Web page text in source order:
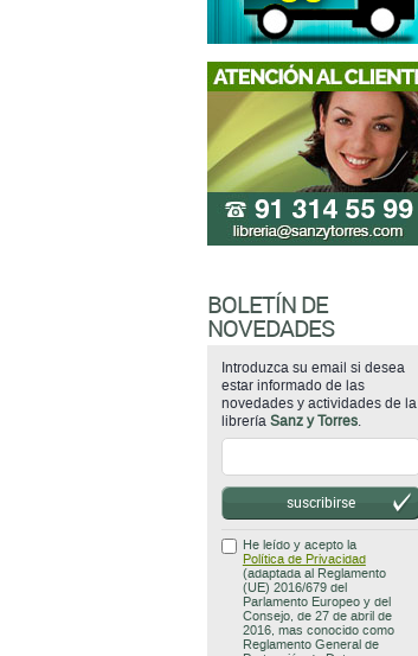
BOLETÍN DE
NOVEDADES
Introduzca su email si desea
estar informado de las
novedades y actividades de la
librería Sanz y Torres.
suscribirse
He leído y acepto la
Política de Privacidad
(adaptada al Reglamento
(UE) 2016/679 del
Parlamento Europeo y del
Consejo, de 27 de abril de
2016, mas conocido como
Reglamento General de